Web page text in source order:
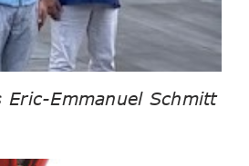
Eric-Emmanuel Schmitt